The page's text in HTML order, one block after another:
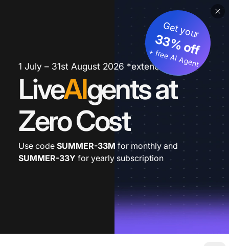
1 July – 31st August 2026 *extended
LiveAIgents at
Zero Cost
Get your
33% off
+ free AI Agent
Use code SUMMER-33M for monthly and
SUMMER-33Y for yearly subscription